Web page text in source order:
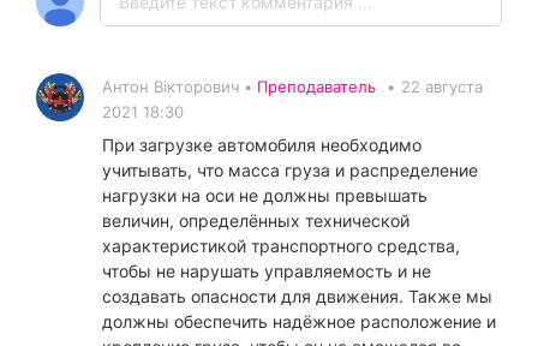
Антон Вікторович • Преподаватель • 22 августа
2021 18:30
При загрузке автомобиля необходимо
учитывать, что масса груза и распределение
нагрузки на оси не должны превышать
величин, определённых технической
характеристикой транспортного средства,
чтобы не нарушать управляемость и не
создавать опасности для движения. Также мы
должны обеспечить надёжное расположение и